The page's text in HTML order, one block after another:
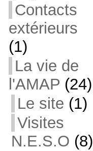
Contacts
extérieurs
(1)
La vie de
l'AMAP (24)
Le site (1)
Visites
N.E.S.O (8)